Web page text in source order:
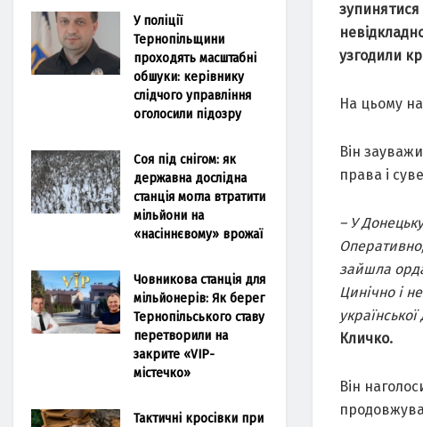
узгодили
На цьому
Він
права і
– У
зайшла
Цинічно і
Кличко.
Він
У поліції
Тернопільщини
проходять масштабні
обшуки: керівнику
слідчого управління
оголосили підозру
Соя під снігом: як
державна дослідна
станція могла втратити
мільйони на
«насіннєвому» врожаї
Човникова станція для
мільйонерів: Як берег
Тернопільського ставу
перетворили на
закрите «VIP-
містечко»
Тактичні кросівки при